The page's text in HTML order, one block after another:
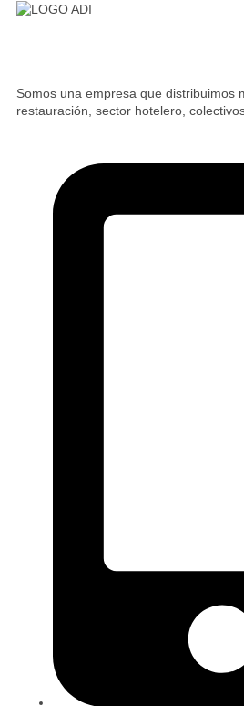
Somos una empresa que distribuimos
restauración, sector hotelero,